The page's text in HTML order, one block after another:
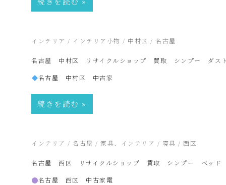
ク
売
2026年5月6日
インテリア / インテリア小物 / 中村区 / 名古屋
名古屋 中村区 リサイクルショップ 買取 シンプー ダスト
名古屋 中村区 中古家
続きを読む
2026年4月22日
インテリア / 名古屋 / 家具、インテリア / 寝具 / 西区
名古屋 西区 リサイクルショップ 買取 シンプー ベッド
名古屋 西区 中古家電